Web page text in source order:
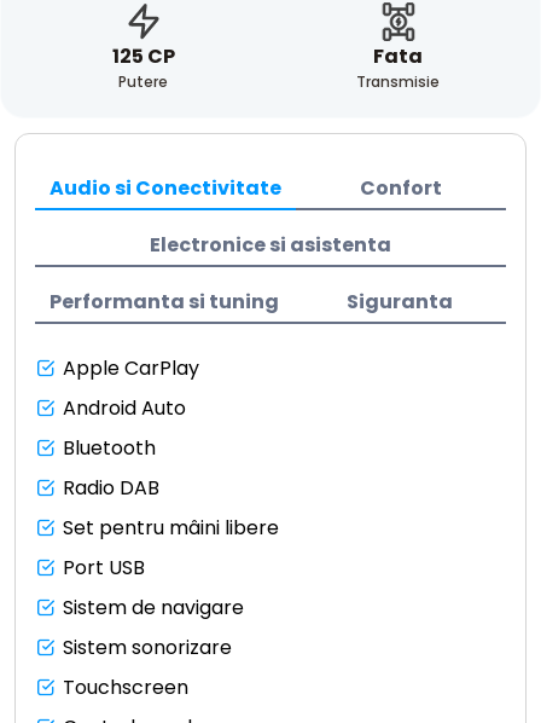
125 CP
Putere
Fata
Transmisie
Audio si Conectivitate Confort
Electronice si asistenta
Performanta si tuning Siguranta
Apple CarPlay
Android Auto
Bluetooth
Radio DAB
Set pentru mâini libere
Port USB
Sistem de navigare
Sistem sonorizare
Touchscreen